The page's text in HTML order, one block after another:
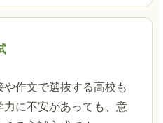
作文で選抜する高校も
に不安があっても、意